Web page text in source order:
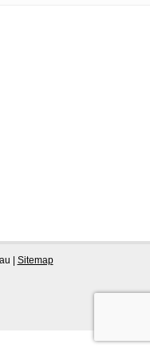
| Sitemap